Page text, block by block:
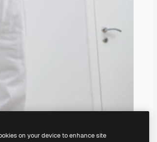
on your device to enhance site